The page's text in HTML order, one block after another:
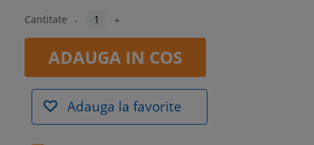
Cantitate - +
ADAUGA IN COS
Adauga la favorite